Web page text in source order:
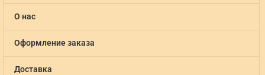
О нас
Оформление заказа
Доставка